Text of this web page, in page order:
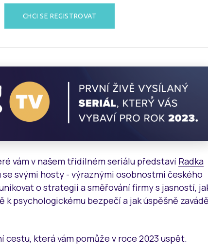
CHCI SE REGISTROVAT
vám v našem třídílném seriálu představí Radka
svými hosty - výraznými osobnostmi českého
o strategii a směřování firmy s jasností,
k psychologickému bezpečí a jak úspěšně
která vám pomůže v roce 2023 uspět.